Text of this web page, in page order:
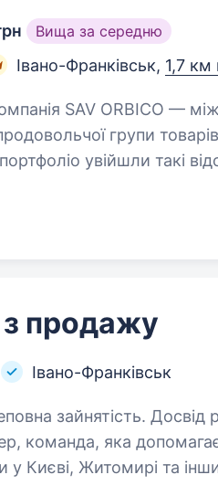
Вища за середню
Івано-Франківськ, 1,7 км
групи
увійшли такі
продажу
Івано-Франківськ
зайнятість. Досвід
команда, яка
у Києві, Житомирі та